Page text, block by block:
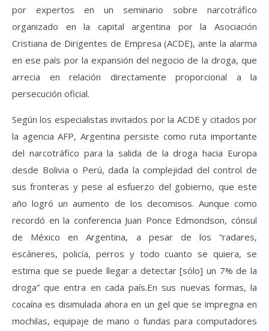
por expertos en un seminario sobre narcotráfico
organizado en la capital argentina por la Asociación
Cristiana de Dirigentes de Empresa (ACDE), ante la alarma
en ese país por la expansión del negocio de la droga, que
arrecia en relación directamente proporcional a la
persecución oficial.
Según los especialistas invitados por la ACDE y citados por
la agencia AFP, Argentina persiste como ruta importante
del narcotráfico para la salida de la droga hacia Europa
desde Bolivia o Perú, dada la complejidad del control de
sus fronteras y pese al esfuerzo del gobierno, que este
año logró un aumento de los decomisos. Aunque como
recordó en la conferencia Juan Ponce Edmondson, cónsul
de México en Argentina, a pesar de los “radares,
escáneres, policía, perros y todo cuanto se quiera, se
estima que se puede llegar a detectar [sólo] un 7% de la
droga” que entra en cada país.En sus nuevas formas, la
cocaína es disimulada ahora en un gel que se impregna en
mochilas, equipaje de mano o fundas para computadores